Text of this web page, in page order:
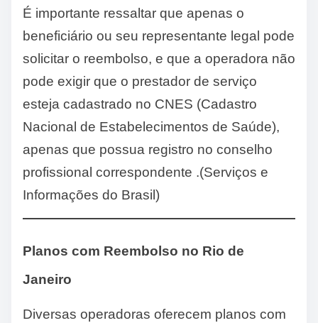
É importante ressaltar que apenas o
beneficiário ou seu representante legal pode
solicitar o reembolso, e que a operadora não
pode exigir que o prestador de serviço
esteja cadastrado no CNES (Cadastro
Nacional de Estabelecimentos de Saúde),
apenas que possua registro no conselho
profissional correspondente .(Serviços e
Informações do Brasil)
Planos com Reembolso no Rio de
Janeiro
Diversas operadoras oferecem planos com